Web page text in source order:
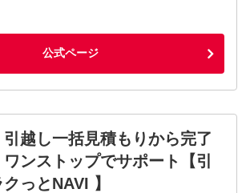
公式ページ
越し一括見積もりから完了
ワンストップでサポート【引
っとNAVI 】